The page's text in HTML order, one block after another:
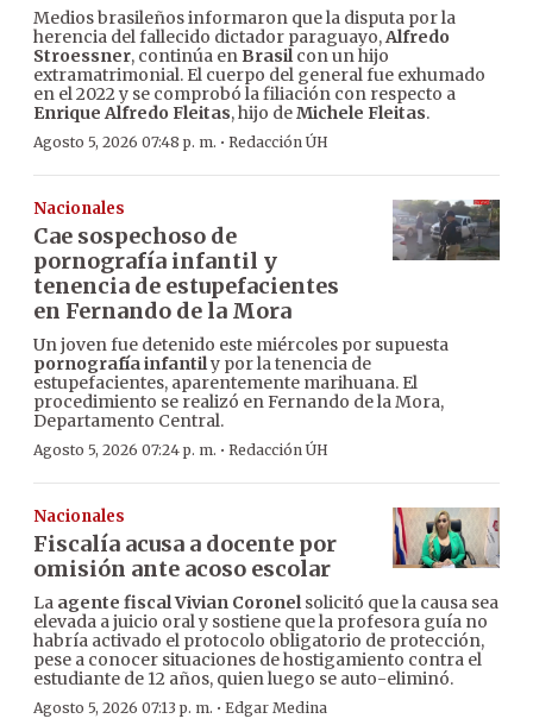
Medios brasileños informaron que la disputa por la
herencia del fallecido dictador paraguayo,Alfredo
Stroessner, continúa en Brasilcon un hijo
extramatrimonial. El cuerpo del general fue exhumado
en el 2022 y se comprobó la filiación con respecto a
Enrique Alfredo Fleitas, hijo deMichele Fleitas.
Agosto 5, 2026 07:48 p. m. · Redacción ÚH
Nacionales
Cae sospechoso de
pornografía infantil y
tenencia de estupefacientes
en Fernando de la Mora
Un joven fue detenido este miércoles por supuesta
pornografía infantily por la tenencia de
estupefacientes, aparentemente marihuana. El
procedimiento se realizó en Fernando de la Mora,
Departamento Central.
Agosto 5, 2026 07:24 p. m. · Redacción ÚH
Nacionales
Fiscalía acusa a docente por
omisión ante acoso escolar
La agente fiscal Vivian Coronelsolicitó que la causa sea
elevada a juicio oral y sostiene que la profesora guía no
habría activado el protocolo obligatorio de protección,
pese a conocer situaciones de hostigamiento contra el
estudiante de 12 años, quien luego se auto-eliminó.
Agosto 5, 2026 07:13 p. m. · Edgar Medina